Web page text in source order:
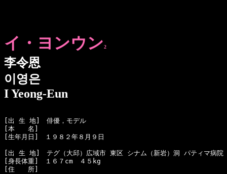
イ・ヨンウン2
李令恩
이영은
I Yeong-Eun
[出 生 地]　俳優，モデル
[本　　名]
[生年月日]　１９８２年８月９日
[出 生 地]　テグ（大邱）広域市 東区 シナム（新岩）洞 パティマ病院
[身長体重]　１６７cm　４５kg
[住　　所]